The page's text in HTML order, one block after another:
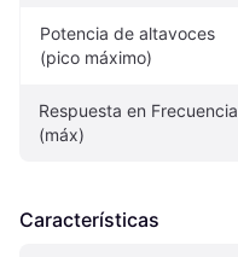
Potencia de altavoces
(pico máximo)
Respuesta en Frecuencia
(máx)
Características